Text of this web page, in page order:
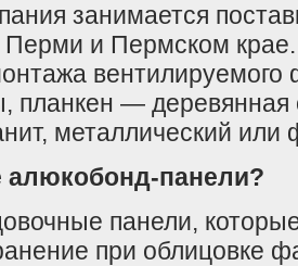
занимается
Перми и Пермском
вентилируемого
планкен — деревянная
металлический
алюкобонд-панели?
панели,
при облицовке